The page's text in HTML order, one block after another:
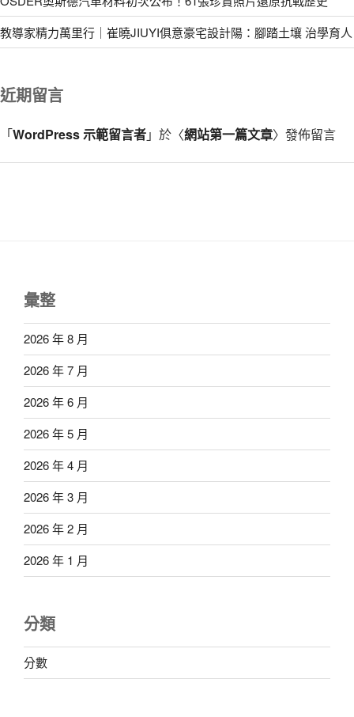
教導家精力萬里行｜崔曉JIUYI俱意豪宅設計陽：腳踏土壤 治學育人
近期留言
「WordPress 示範留言者」於〈網站第一篇文章〉發佈留言
彙整
2026 年 8 月
2026 年 7 月
2026 年 6 月
2026 年 5 月
2026 年 4 月
2026 年 3 月
2026 年 2 月
2026 年 1 月
分類
分數